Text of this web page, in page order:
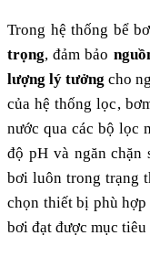
Trong hệ thống bể
trọng, đảm bảo
lượng lý tưởng cho
của hệ thống lọc,
nước qua các bộ lọc
độ pH và ngăn
bơi luôn trong trạng
chọn thiết bị phù
bơi đạt được mục tiêu